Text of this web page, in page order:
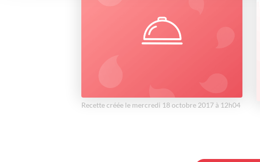
Recette créée le mercredi 18 octobre 2017 à 12h04